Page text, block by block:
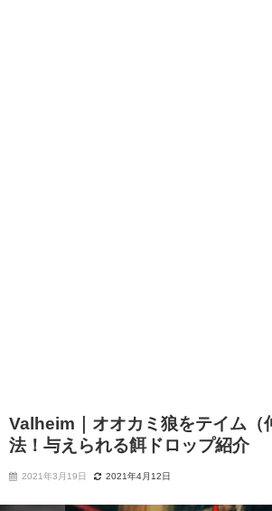
Valheim｜オオカミ狼をテイム（
法！与えられる餌ドロップ紹介
2021年3月19日 2021年4月12日